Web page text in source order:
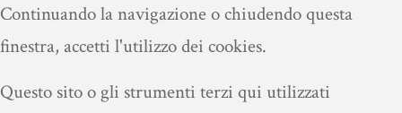
Continuando la navigazione o chiudendo questa
finestra, accetti l'utilizzo dei cookies.
Questo sito o gli strumenti terzi qui utilizzati